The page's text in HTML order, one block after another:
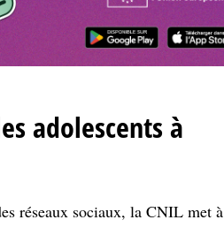
adolescents à
réseaux sociaux, la CNIL met à